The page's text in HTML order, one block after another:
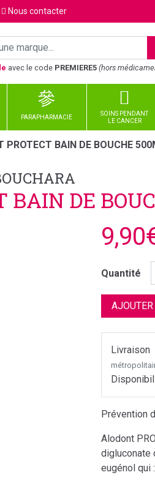
Nous contacter
avec le code PREMIERE5 (hors
PARAPHARMACIE
SOINS PENDANT
LE CANCER
PROTECT BAIN DE BOUCHE
BAIN DE
Quantité
Livraison
Prévention
Alodont
digluconate
eugénol qui :